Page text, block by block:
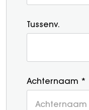
Tussenv.
Achternaam *